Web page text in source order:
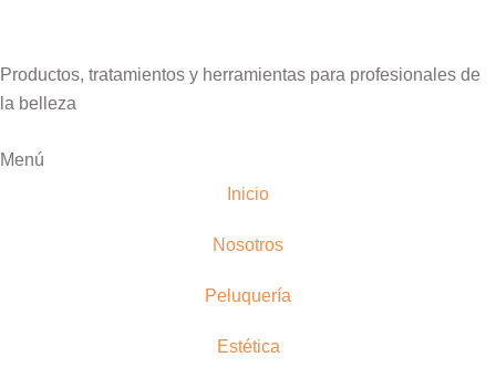
Productos, tratamientos y herramientas para profesionales de
la belleza
Menú
Inicio
Nosotros
Peluquería
Estética